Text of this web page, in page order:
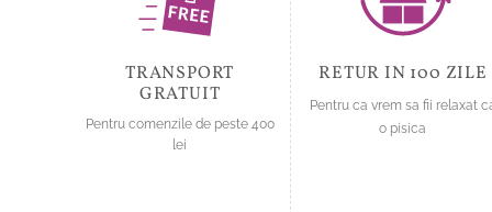
pagina
în
pagina
TRANSPORT
GRATUIT
Pentru comenzile de peste 400
lei
RETUR IN 100 ZILE
Pentru ca vrem sa fii relaxat
o pisica